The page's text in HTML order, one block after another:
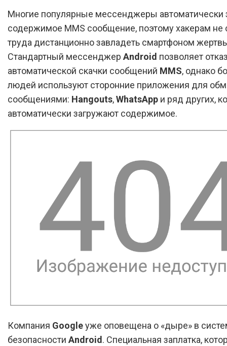
Многие популярные мессенджеры автоматически
содержимое MMS сообщение, поэтому хакерам не
труда дистанционно завладеть смартфоном
Стандартный мессенджер Android позволяет
автоматической скачки сообщений MMS, однако
людей используют сторонние приложения для
сообщениями: Hangouts,WhatsApp и ряд других,
автоматически загружают содержимое.
Компания Googleуже оповещена о «дыре» в
безопасности Android. Специальная заплатка,